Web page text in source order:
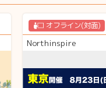
オフライン(対面)
Northinspire